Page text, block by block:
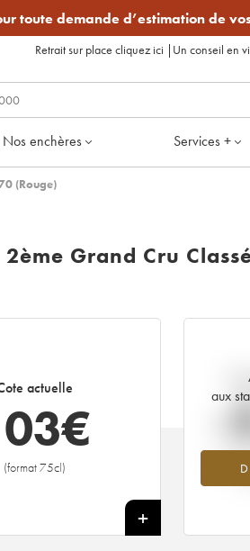
toute demande d’estimation de
Retrait sur place cliquez ici | Un conseil en
Nos enchères Services +
(Rouge)
Grand Cru
actuelle
€
(format 75cl)
+
aux
-